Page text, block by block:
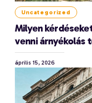
Uncategorized
Milyen
venni árnyékolás
április 15, 2026